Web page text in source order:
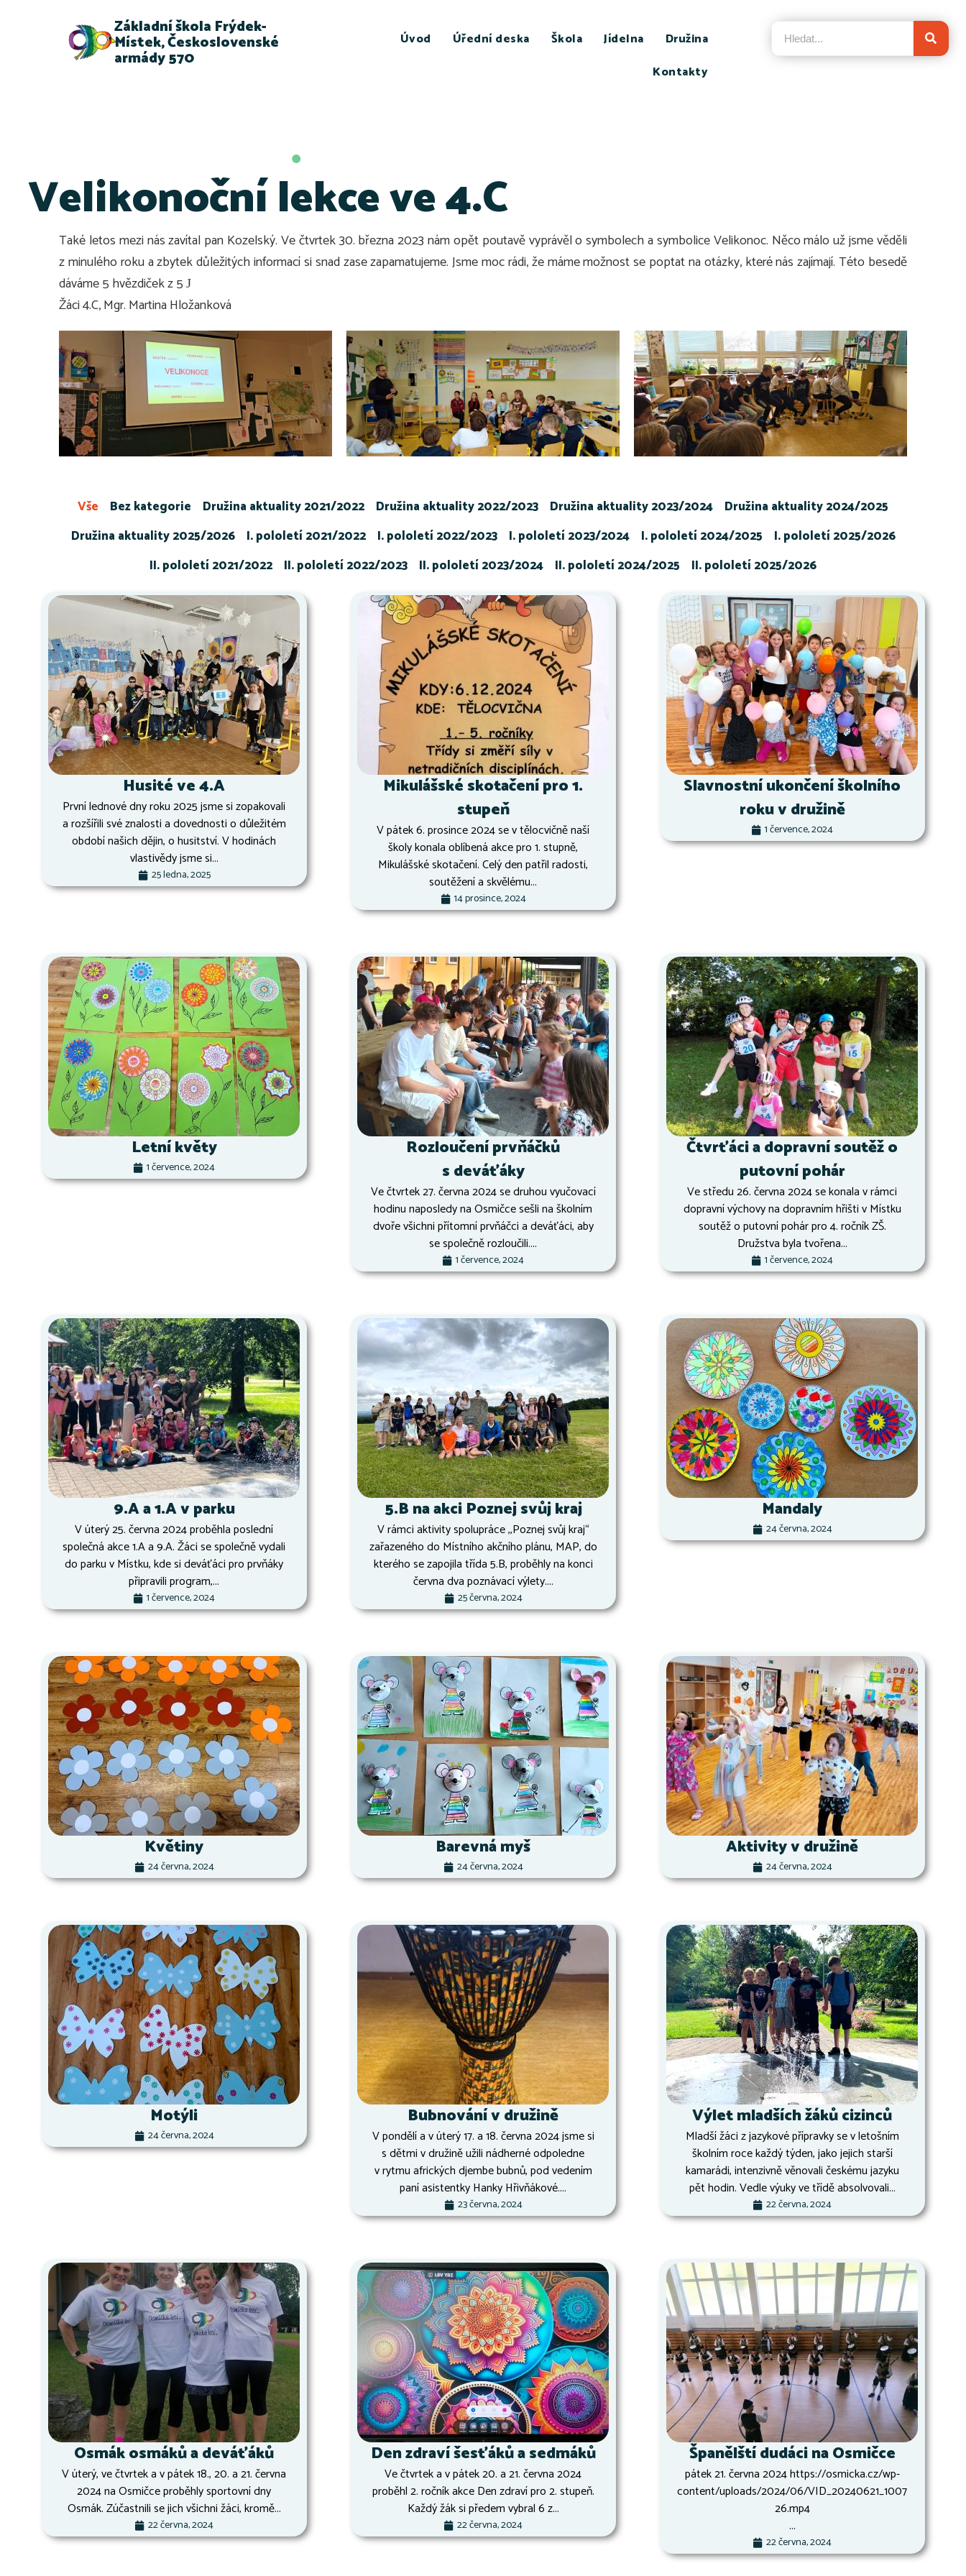
Základní škola Frýdek-
Místek, Československé
armády 570
Úvod Úřední deska Škola Jídelna
Družina
Kontakty
Velikonoční lekce ve 4.C
Také letos mezi nás zavítal pan Kozelský. Ve čtvrtek 30. března 2023 nám opět poutavě vyprávěl o symbolech a symbolice Velikonoc. Něco málo už jsme věděli
z minulého roku a zbytek důležitých informací si snad zase zapamatujeme. Jsme moc rádi, že máme možnost se poptat na otázky, které nás zajímají. Této besedě
dáváme 5 hvězdiček z 5 J
Žáci 4.C, Mgr. Martina Hložanková
Bez kategorie Družina aktuality 2021/2022 Družina aktuality 2022/2023 Družina aktuality 2023/2024
Družina aktuality 2024/2025
Družina aktuality 2025/2026
I. pololetí 2021/2022 I. pololetí 2022/2023 I. pololetí 2023/2024 I. pololetí 2024/2025
I. pololetí 2025/2026
II. pololetí 2021/2022
II. pololetí 2022/2023 II. pololetí 2023/2024 II. pololetí 2024/2025 II. pololetí 2025/2026
Vše
Husité ve 4.A
První lednové dny roku 2025 jsme si zopakovali
a rozšířili své znalosti a dovednosti o důležitém
období našich dějin, o husitství. V hodinách
vlastivědy jsme si...
25 ledna, 2025
Mikulášské skotačení pro 1.
stupeň
V pátek 6. prosince 2024 se v tělocvičně naší
školy konala oblíbená akce pro 1. stupně,
Mikulášské skotačení. Celý den patřil radosti,
soutěžení a skvělému...
14 prosince, 2024
Slavnostní ukončení školního
roku v družině
1 července, 2024
Letní květy
1 července, 2024
Rozloučení prvňáčků
s deváťáky
Ve čtvrtek 27. června 2024 se druhou vyučovací
hodinu naposledy na Osmičce sešli na školním
dvoře všichni přítomní prvňáčci a deváťáci, aby
se společně rozloučili....
1 července, 2024
Čtvrťáci a dopravní soutěž o
putovní pohár
Ve středu 26. června 2024 se konala v rámci
dopravní výchovy na dopravním hřišti v Místku
soutěž o putovní pohár pro 4. ročník ZŠ.
Družstva byla tvořena...
1 července, 2024
9.A a 1.A v parku
V úterý 25. června 2024 proběhla poslední
společná akce 1.A a 9.A. Žáci se společně vydali
do parku v Místku, kde si deváťáci pro prvňáky
připravili program,...
1 července, 2024
5.B na akci Poznej svůj kraj
V rámci aktivity spolupráce ,,Poznej svůj kraj“
zařazeného do Místního akčního plánu, MAP, do
kterého se zapojila třída 5.B, proběhly na konci
června dva poznávací výlety....
25 června, 2024
Mandaly
24 června, 2024
Květiny
24 června, 2024
Barevná myš
24 června, 2024
Aktivity v družině
24 června, 2024
Motýli
24 června, 2024
Bubnování v družině
V pondělí a v úterý 17. a 18. června 2024 jsme si
s dětmi v družině užili nádherné odpoledne
v rytmu afrických djembe bubnů, pod vedením
paní asistentky Hanky Hřivňákové....
23 června, 2024
Výlet mladších žáků cizinců
Mladší žáci z jazykové přípravky se v letošním
školním roce každý týden, jako jejich starší
kamarádi, intenzivně věnovali českému jazyku
pět hodin. Vedle výuky ve třídě absolvovali...
22 června, 2024
Osmák osmáků a deváťáků
V úterý, ve čtvrtek a v pátek 18., 20. a 21. června
2024 na Osmičce proběhly sportovní dny
Osmák. Zúčastnili se jich všichni žáci, kromě...
22 června, 2024
Den zdraví šesťáků a sedmáků
Ve čtvrtek a v pátek 20. a 21. června 2024
proběhl 2. ročník akce Den zdraví pro 2. stupeň.
Každý žák si předem vybral 6 z...
22 června, 2024
Španělští dudáci na Osmičce
pátek 21. června 2024 https://osmicka.cz/wp-
content/uploads/2024/06/VID_20240621_1007
26.mp4
...
22 června, 2024